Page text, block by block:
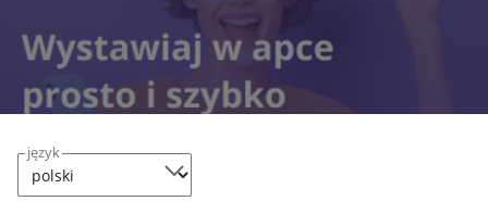
język